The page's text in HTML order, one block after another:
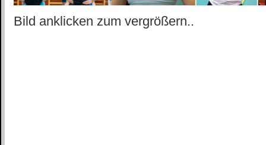
Bild anklicken zum vergrößern..